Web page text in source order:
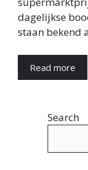
dagelijkse
staan bekend
Read more
Search